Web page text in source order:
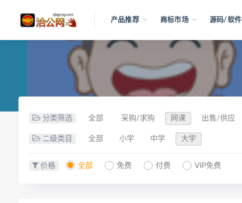
产品推荐 商标市场 源码/软件
分类筛选 全部 采购/求购 网课 出售/供应
二级类目 全部 小学 中学 大学
价格 全部 免费 付费 VIP免费